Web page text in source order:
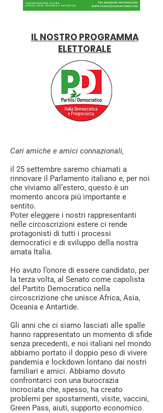
IL NOSTRO PROGRAMMA
ELETTORALE
Cari amiche e amici connazionali,
il 25 settembre saremo chiamati a
rinnovare il Parlamento italiano e, per noi
che viviamo all’estero, questo è un
momento ancora più importante e
sentito.
Poter eleggere i nostri rappresentanti
nelle circoscrizioni estere ci rende
protagonisti di tutti i processi
democratici e di sviluppo della nostra
amata Italia.
Ho avuto l’onore di essere candidato, per
la terza volta, al Senato come capolista
del Partito Democratico nella
circoscrizione che unisce Africa, Asia,
Oceania e Antartide.
Gli anni che ci siamo lasciati alle spalle
hanno rappresentato un momento di sfide
senza precedenti, e noi italiani nel mondo
abbiamo portato il doppio peso di vivere
pandemia e lockdown lontano dai nostri
familiari e amici. Abbiamo dovuto
confrontarci con una burocrazia
incrociata che, spesso, ha creato
problemi per spostamenti, visite, vaccini,
Green Pass, aiuti, supporto economico.